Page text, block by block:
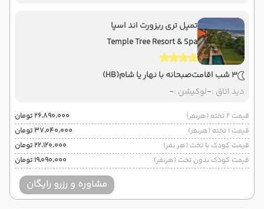
تمپل تری ریزورت اند اسپا
Temple Tree Resort & Spa
3 شب اقامت صبحانه با نهار یا شام(HB)
دید اتاق :-لوکیشن :-
قیمت 2 تخته (هرنفر)
۲۶٬۸۹۰٬۰۰۰ تومان
قیمت 1 تخته (هرنفر)
۳۷٬۰۴۰٬۰۰۰ تومان
قیمت کودک با تخت (هر نفر)
۲۲٬۱۲۰٬۰۰۰ تومان
قیمت کودک بدون تخت (هرنفر)
۱۹٬۰۹۰٬۰۰۰ تومان
مشاوره و رزرو رایگان